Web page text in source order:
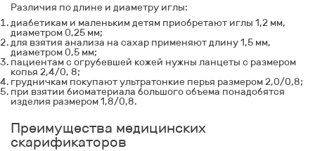
Различия по длине и диаметру иглы:
диабетикам и маленьким детям приобретают иглы 1,2 мм,
диаметром 0,25 мм;
для взятия анализа на сахар применяют длину 1,5 мм,
диаметром 0,5 мм;
пациентам с огрубевшей кожей нужны ланцеты с размером
копья 2,4/0, 8;
грудничкам покупают ультратонкие перья размером 2,0/0,8;
при взятии биоматериала большого объема понадобятся
изделия размером 1,8/0,8.
Преимущества медицинских
скарификаторов